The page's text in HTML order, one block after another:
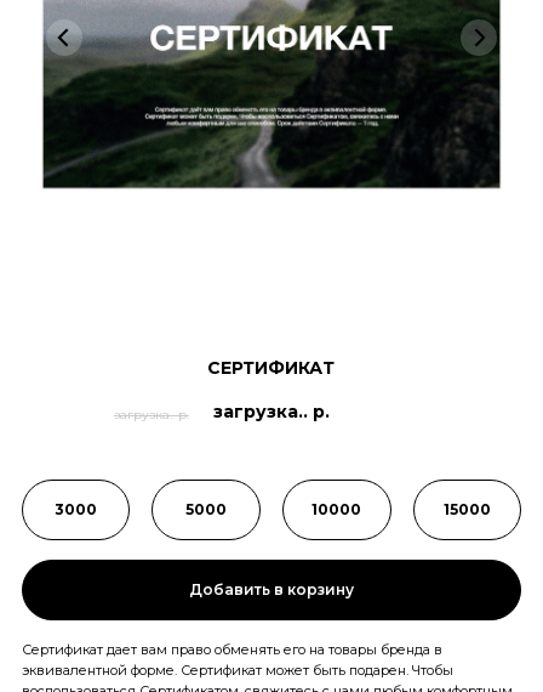
15000
10000
5000
3000
СЕРТИФИКАТ
загрузка.. р.
загрузка.. р.
Сертификат дает вам право обменять его на товары бренда в
эквивалентной форме. Сертификат может быть подарен. Чтобы
Добавить в корзину